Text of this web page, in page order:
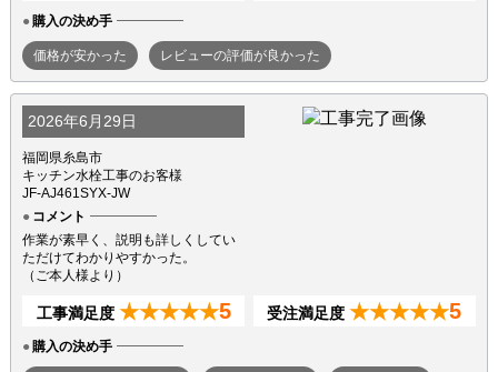
購入の決め手
価格が安かった レビューの評価が良かった
2026年6月29日
福岡県糸島市
キッチン水栓工事のお客様
JF-AJ461SYX-JW
コメント
作業が素早く、説明も詳しくしてい
ただけてわかりやすかった。
（ご本人様より）
工事満足度 ★★★★★5 受注満足度 ★★★★★5
購入の決め手